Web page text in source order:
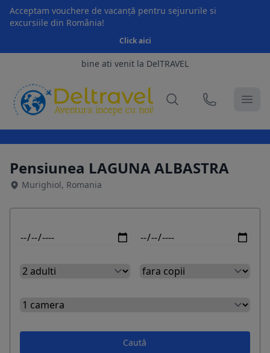
Acceptam vouchere de vacanță pentru sejururile si
excursiile din România!
Click aici
bine ati venit la DelTRAVEL
Pensiunea LAGUNA ALBASTRA
Murighiol, Romania
Caută